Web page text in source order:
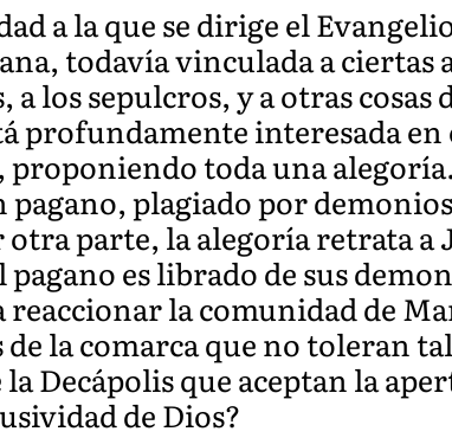
a la que se dirige el
todavía vinculada a ciertas
a los sepulcros, y a otras
profundamente interesada
proponiendo toda una
plagiado por
otra parte, la alegoría retrata a
es librado de sus
reaccionar la comunidad de
la comarca que no toleran
la Decápolis que aceptan la
de Dios?